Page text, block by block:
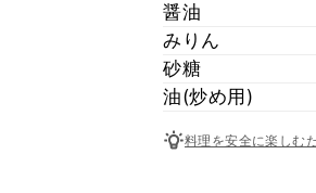
醤油
みりん
砂糖
油(炒め用)
料理を安全に楽しむ